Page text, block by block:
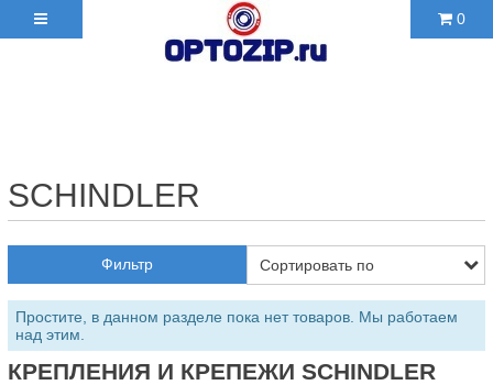
0
SCHINDLER
Фильтр
Простите, в данном разделе пока нет товаров. Мы работаем
над этим.
КРЕПЛЕНИЯ И КРЕПЕЖИ SCHINDLER